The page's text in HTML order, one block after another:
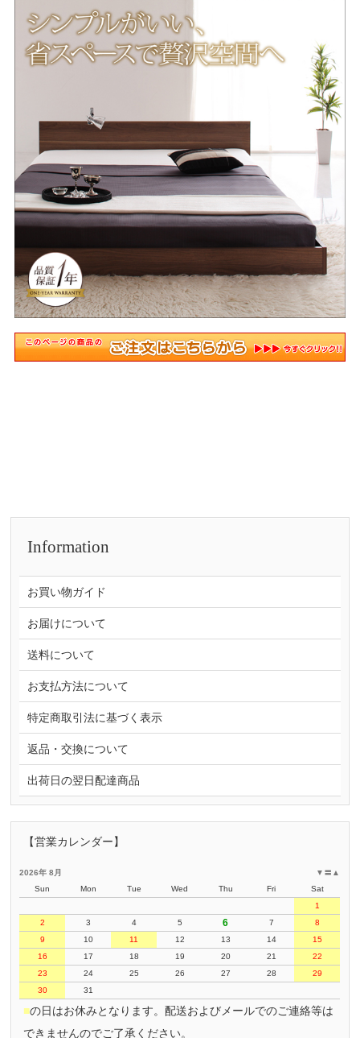
Information
お買い物ガイド
お届けについて
送料について
お支払方法について
特定商取引法に基づく表示
返品・交換について
出荷日の翌日配達商品
【営業カレンダー】
▲
〓
▼
2026年 8月
Sun
Mon Tue Wed Thu Fri
Sat
1
2
3 4 5 6 7
8
9
10 11 12 13 14
15
16
17 18 19 20 21
22
23
24 25 26 27 28
29
30
31
■の日はお休みとなります。配送およびメールでのご連絡等は
できませんのでご了承ください。